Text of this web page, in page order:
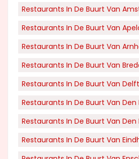
Restaurants In De Buurt Van
Restaurants In De Buurt Van
Restaurants In De Buurt Van
Restaurants In De Buurt Van
Restaurants In De Buurt Van Delft
Restaurants In De Buurt Van Den
Restaurants In De Buurt Van Den
Restaurants In De Buurt Van